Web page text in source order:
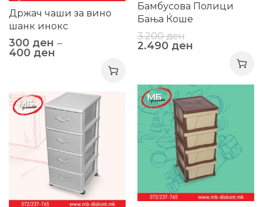
Бамбусова Полици
Бања Ќоше
3.200ден
2.490 ден
Држач чаши за вино
шанк инокс
300 ден –
400 ден
-18%
-13%